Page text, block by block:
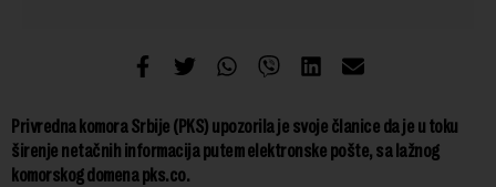
Privredna komora Srbije (PKS) upozorila je svoje članice da je u toku
širenje netačnih informacija putem elektronske pošte, sa lažnog
komorskog domena pks.co.